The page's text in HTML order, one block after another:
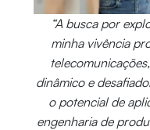
“A busca por
minha vivência
dinâmico e
o potencial de
engenharia de